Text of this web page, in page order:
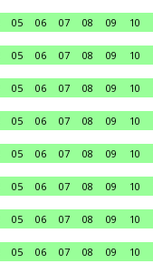
05 06 07 08 09 10
05 06 07 08 09 10
05 06 07 08 09 10
05 06 07 08 09 10
05 06 07 08 09 10
05 06 07 08 09 10
05 06 07 08 09 10
05 06 07 08 09 10